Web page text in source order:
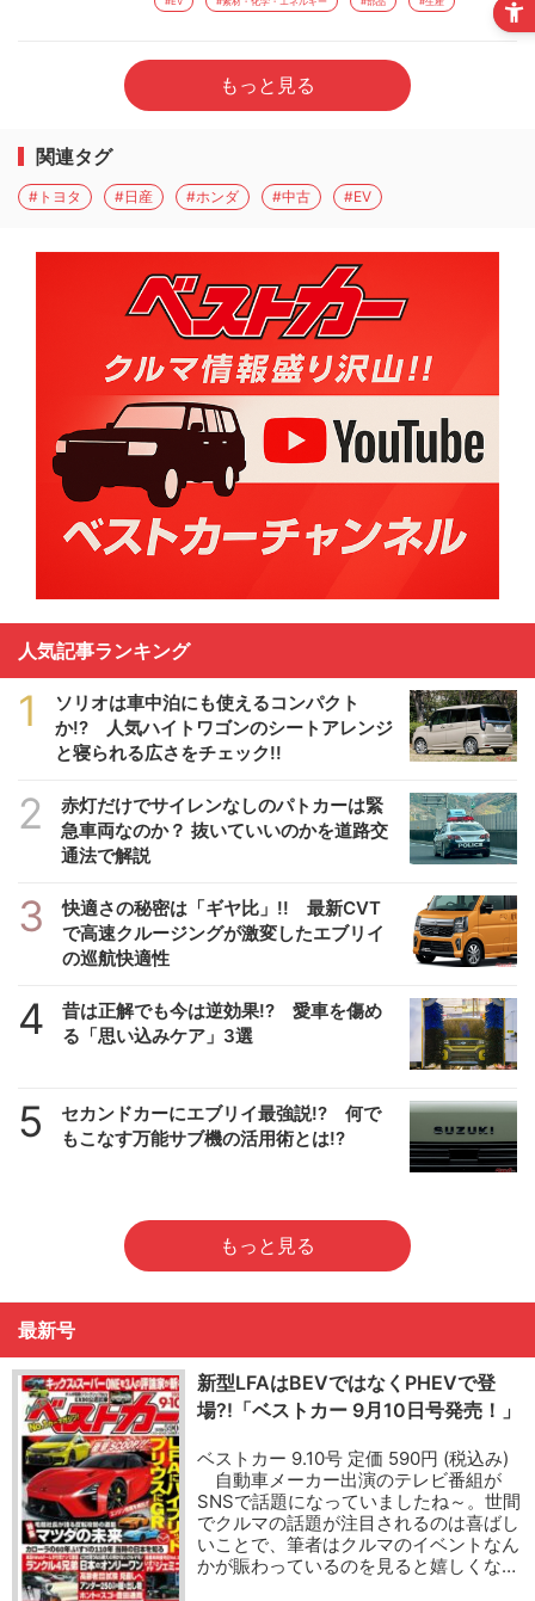
もっと見る
関連タグ
#トヨタ #日産 #ホンダ #中古 #EV
人気記事ランキング
1
ソリオは車中泊にも使えるコンパクト
か!? 人気ハイトワゴンのシートアレンジ
と寝られる広さをチェック!!
2
赤灯だけでサイレンなしのパトカーは緊
急車両なのか？ 抜いていいのかを道路交
通法で解説
3
快適さの秘密は「ギヤ比」!! 最新CVT
で高速クルージングが激変したエブリイ
の巡航快適性
4
昔は正解でも今は逆効果!? 愛車を傷め
る「思い込みケア」3選
5
セカンドカーにエブリイ最強説!? 何で
もこなす万能サブ機の活用術とは!?
もっと見る
最新号
新型LFAはBEVではなくPHEVで登
場?!「ベストカー 9月10日号発売！」
ベストカー 9.10号 定価 590円 (税込み)
自動車メーカー出演のテレビ番組が
SNSで話題になっていましたね～。世間
でクルマの話題が注目されるのは喜ばし
いことで、筆者はクルマのイベントなん
かが賑わっているのを見ると嬉しくな…